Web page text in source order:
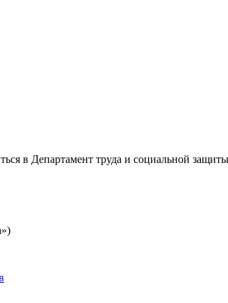
в Департамент труда и социальной защиты